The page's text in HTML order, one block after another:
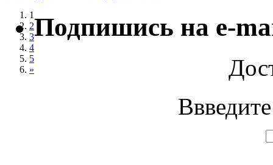
1
2
3
4
5
»
Подпишись на e-